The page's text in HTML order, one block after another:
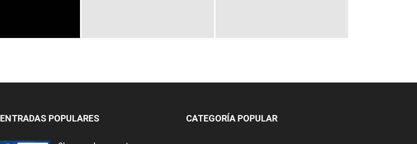
ENTRADAS POPULARES CATEGORÍA POPULAR